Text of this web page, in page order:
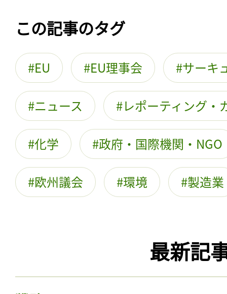
この記事のタグ
EU EU理事会 サーキ
ニュース レポーティング・
化学 政府・国際機関・NGO
欧州議会 環境 製造業
最新記